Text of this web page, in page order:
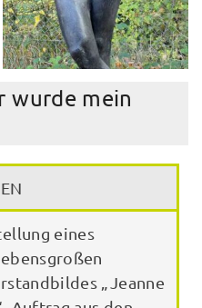
wurde mein
eines
„Jeanne